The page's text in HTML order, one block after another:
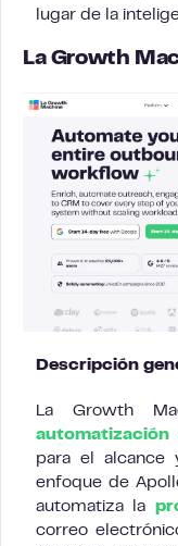
lugar de la
La Growth
Descripción
La Growth
automatización
para el alcance
enfoque de
automatiza la
correo